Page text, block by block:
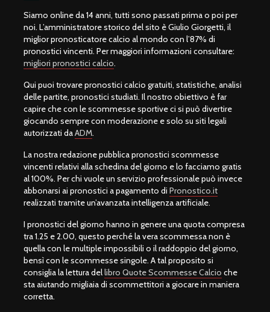
Siamo online da 14 anni, tutti sono passati prima o poi per
noi. L’amministratore storico del sito è Giulio Giorgetti, il
miglior pronosticatore calcio al mondo con l’87% di
pronostici vincenti. Per maggiori informazioni consultare:
migliori pronostici calcio.
Qui puoi trovare pronostici calcio gratuiti, statistiche, analisi
delle partite, pronostici studiati. Il nostro obiettivo è far
capire che con le scommesse sportive ci si può divertire
giocando sempre con moderazione e solo su siti legali
autorizzati daADM.
La nostra redazione pubblica pronostici scommesse
vincenti relativi alla schedina del giorno e lo facciamo gratis
al 100%. Per chi vuole un servizio professionale può invece
abbonarsi ai pronostici a pagamento di Pronostico.it
realizzati tramite un’avanzata intelligenza artificiale.
I pronostici del giorno hanno in genere una quota compresa
tra 1.25 e 2.00, questo perché la vera scommessa non è
quella con le multiple impossibili o il raddoppio del giorno,
bensì con le scommesse singole. A tal proposito si
consiglia la lettura dellibro Quote Scommesse Calcio che
sta aiutando migliaia di scommettitori a giocare in maniera
corretta.